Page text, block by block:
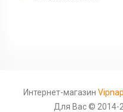
Интернет-магазин
Для Вас © 2014-